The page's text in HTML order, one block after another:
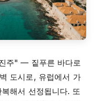
주" — 짙푸른 바다로
도시로, 유럽에서 가
해서 선정됩니다. 또